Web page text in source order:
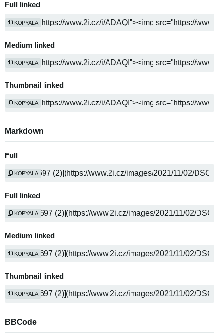
Full linked
KOPYALA
Medium linked
KOPYALA
Thumbnail linked
KOPYALA
Markdown
Full
KOPYALA
Full linked
KOPYALA
Medium linked
KOPYALA
Thumbnail linked
KOPYALA
BBCode